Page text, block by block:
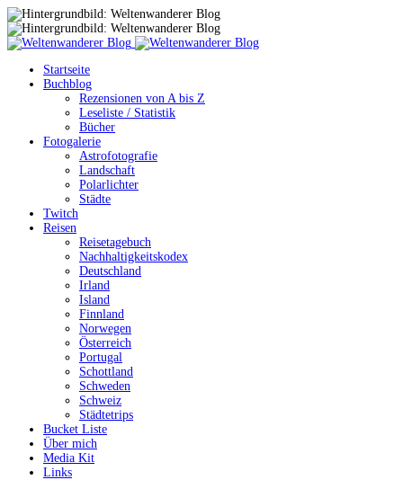
Startseite
Buchblog
Rezensionen von A bis Z
Leseliste / Statistik
Bücher
Fotogalerie
Astrofotografie
Landschaft
Polarlichter
Städte
Twitch
Reisen
Reisetagebuch
Nachhaltigkeitskodex
Deutschland
Irland
Island
Finnland
Norwegen
Österreich
Portugal
Schottland
Schweden
Schweiz
Städtetrips
Bucket Liste
Über mich
Media Kit
Links